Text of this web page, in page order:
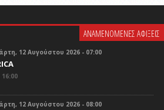
ΑΝΑΜΕΝΟΜΕΝΕΣ ΑΦΙΞΕΙΣ
12 Αυγούστου 2026 - 07:00
12 Αυγούστου 2026 - 08:00